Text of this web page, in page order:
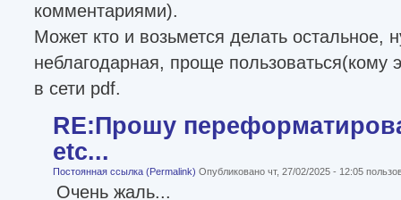
комментариями).
Может кто и возьмется делать остальное,
неблагодарная, проще
в сети pdf.
RE:Прошу
etc...
Постоянная ссылка (Permalink) Опубликовано чт, 27/02/2025 - 12:05
Очень жаль...